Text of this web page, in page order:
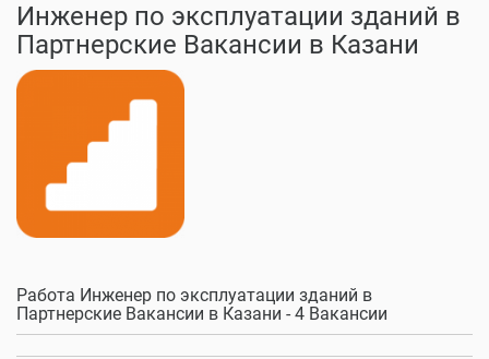
Инженер по эксплуатации зданий в
Партнерские Вакансии в Казани
Работа Инженер по эксплуатации зданий в
Партнерские Вакансии в Казани - 4 Вакансии